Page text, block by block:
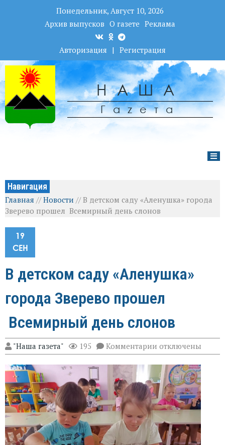
Понедельник, Август 10, 2026
Архив выпусков О газете Реклама
Авторизация | Регистрация
НАША
Гаzета
Навигация
Главная //Новости //В детском саду «Аленушка» города
Зверево прошел Всемирный день слонов
19
СЕН
В детском саду «Аленушка»
города Зверево прошел
Всемирный день слонов
"Наша газета" 195 Комментарии к
записи
В
детском
саду
«Аленушка»
города
Зверево
прошел
Всемирный
день
слонов
отключены